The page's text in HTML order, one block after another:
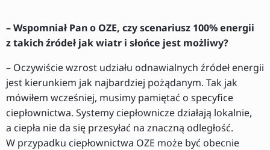
– Wspomniał Pan o OZE, czy scenariusz 100% energii
z takich źródeł jak wiatr i słońce jest możliwy?
– Oczywiście wzrost udziału odnawialnych źródeł energii
jest kierunkiem jak najbardziej pożądanym. Tak jak
mówiłem wcześniej, musimy pamiętać o specyfice
ciepłownictwa. Systemy ciepłownicze działają lokalnie,
a ciepła nie da się przesyłać na znaczną odległość.
W przypadku ciepłownictwa OZE może być obecnie